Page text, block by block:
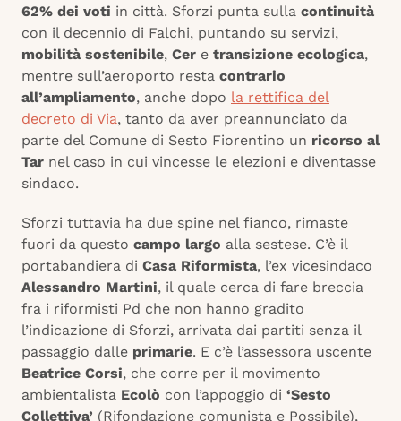
62% dei voti in città. Sforzi punta sulla continuità
con il decennio di Falchi, puntando su servizi,
mobilità sostenibile, Cer e transizione ecologica,
mentre sull’aeroporto resta contrario
all’ampliamento, anche dopo la rettifica del
decreto di Via, tanto da aver preannunciato da
parte del Comune di Sesto Fiorentino un ricorso al
Tar nel caso in cui vincesse le elezioni e diventasse
sindaco.
Sforzi tuttavia ha due spine nel fianco, rimaste
fuori da questo campo largo alla sestese. C’è il
portabandiera di Casa Riformista, l’ex vicesindaco
Alessandro Martini, il quale cerca di fare breccia
fra i riformisti Pd che non hanno gradito
l’indicazione di Sforzi, arrivata dai partiti senza il
passaggio dalle primarie. E c’è l’assessora uscente
Beatrice Corsi, che corre per il movimento
ambientalista Ecolò con l’appoggio di ‘Sesto
Collettiva’ (Rifondazione comunista e Possibile),